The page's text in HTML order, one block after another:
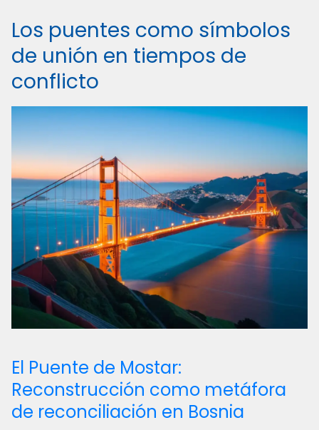
Los puentes como símbolos
de unión en tiempos de
conflicto
El Puente de Mostar:
Reconstrucción como metáfora
de reconciliación en Bosnia